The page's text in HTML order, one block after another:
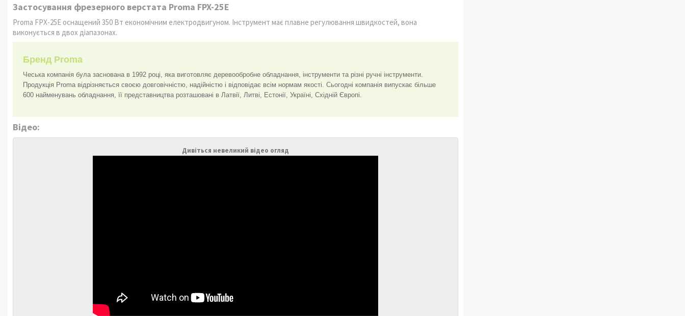
Застосування фрезерного верстата Proma FPX-25Е
Proma FPX-25Е оснащений 350 Вт економічним електродвигуном. Інструмент має плавне регулювання швидкостей, вона
виконується в двох діапазонах.
Бренд Proma
Чеська компанія була заснована в 1992 році, яка виготовляє деревообробне обладнання, інструменти та різні ручні інструменти.
Продукція Proma відрізняється своєю довговічністю, надійністю і відповідає всім нормам якості. Сьогодні компанія випускає більше
600 найменувань обладнання, її представництва розташовані в Латвії, Литві, Естонії, Україні, Східній Європі.
Відео:
Дивіться невеликий відео огляд